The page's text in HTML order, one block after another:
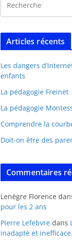
Articles récents
Les dangers
enfants
La pédagogie Freinet
La pédagogie
Comprendre la
Doit-on être des
Commentaires
Lenègre Florence
pour les 2 ans
Pierre Lefebvre dans
inadapté et inefficace.